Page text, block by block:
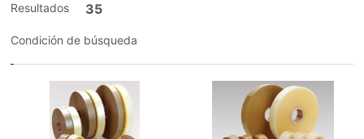
Resultados 35
Condición de búsqueda